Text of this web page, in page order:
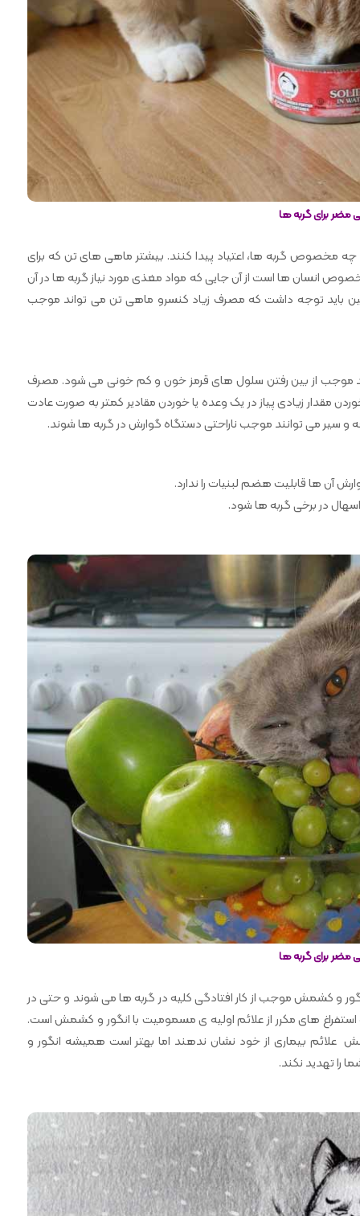
مضر برای گربه ها
گربه ها، اعتیاد پیدا کنند. بیشتر ماهی های تن که برای
انسان ها است از آن جایی که مواد مغذی مورد نیاز گربه ها در آن
باید توجه داشت که مصرف زیاد کنسرو ماهی تن می تواند موجب
موجب از بین رفتن سلول های قرمز خون و کم خونی می شود. مصرف
مقدار زیادی پیاز در یک وعده یا خوردن مقادیر کمتر به صورت عادت
و سیر می توانند موجب ناراحتی دستگاه گوارش در گربه ها شوند.
آن ها قابلیت هضم لبنیات را ندارد.
در برخی گربه ها شود.
مضر برای گربه ها
و کشمش موجب از کار افتادگی کلیه در گربه ها می شوند و حتی در
های مکرر از علائم اولیه ی مسمومیت با انگور و کشمش است.
بیماری از خود نشان ندهند اما بهتر است همیشه انگور و
را تهدید نکند.